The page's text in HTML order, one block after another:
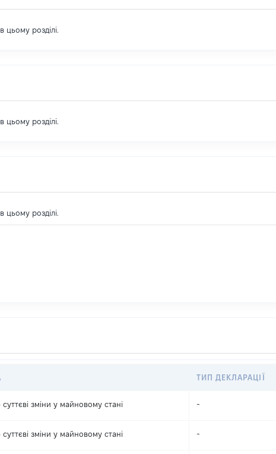
цьому розділі.
цьому розділі.
цьому розділі.
ТИП ДЕКЛАРАЦІЇ
зміни y майновому стані -
зміни y майновому стані -